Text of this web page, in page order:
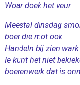
Woar doek het veur
Meestal dinsdag
boer die mot ook
Handeln bij zien wark
Ie kunt het niet
boerenwerk dat is